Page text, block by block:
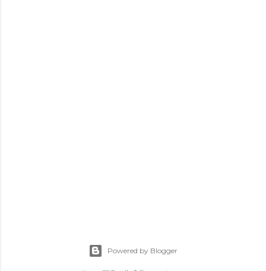
Powered by Blogger